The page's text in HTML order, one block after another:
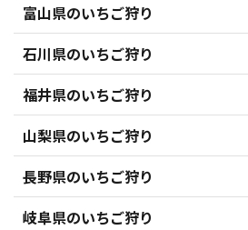
富山県のいちご狩り
石川県のいちご狩り
福井県のいちご狩り
山梨県のいちご狩り
長野県のいちご狩り
岐阜県のいちご狩り